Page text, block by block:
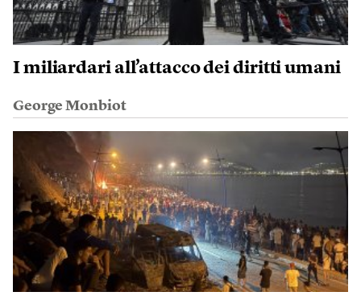
I miliardari all’attacco dei diritti umani
George Monbiot